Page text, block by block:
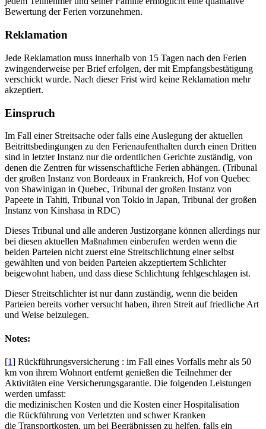
Bewertung der Ferien vorzunehmen.
Reklamation
Jede Reklamation muss innerhalb von 15 Tagen nach den Ferien
zwingenderweise per Brief erfolgen, der mit Empfangsbestätigung
verschickt wurde. Nach dieser Frist wird keine Reklamation mehr
akzeptiert.
Einspruch
Im Fall einer Streitsache oder falls eine Auslegung der aktuellen
Beitrittsbedingungen zu den Ferienaufenthalten durch einen Dritten
sind in letzter Instanz nur die ordentlichen Gerichte zuständig, von
denen die Zentren für wissenschaftliche Ferien abhängen. (Tribunal
der großen Instanz von Bordeaux in Frankreich, Hof von Quebec
von Shawinigan in Quebec, Tribunal der großen Instanz von
Papeete in Tahiti, Tribunal von Tokio in Japan, Tribunal der großen
Instanz von Kinshasa in RDC)
Dieses Tribunal und alle anderen Justizorgane können allerdings nur
bei diesen aktuellen Maßnahmen einberufen werden wenn die
beiden Parteien nicht zuerst eine Streitschlichtung einer selbst
gewählten und von beiden Parteien akzeptiertem Schlichter
beigewohnt haben, und dass diese Schlichtung fehlgeschlagen ist.
Dieser Streitschlichter ist nur dann zuständig, wenn die beiden
Parteien bereits vorher versucht haben, ihren Streit auf friedliche Art
und Weise beizulegen.
Notes:
[1] Rückführungsversicherung : im Fall eines Vorfalls mehr als 50
km von ihrem Wohnort entfernt genießen die Teilnehmer der
Aktivitäten eine Versicherungsgarantie. Die folgenden Leistungen
werden umfasst:
die medizinischen Kosten und die Kosten einer Hospitalisation
die Rückführung von Verletzten und schwer Kranken
die Transportkosten, um bei Begräbnissen zu helfen, falls ein